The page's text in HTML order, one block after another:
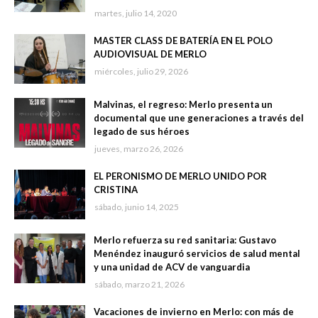
martes, julio 14, 2020
MASTER CLASS DE BATERÍA EN EL POLO
AUDIOVISUAL DE MERLO
miércoles, julio 29, 2026
Malvinas, el regreso: Merlo presenta un
documental que une generaciones a través del
legado de sus héroes
jueves, marzo 26, 2026
EL PERONISMO DE MERLO UNIDO POR
CRISTINA
sábado, junio 14, 2025
Merlo refuerza su red sanitaria: Gustavo
Menéndez inauguró servicios de salud mental
y una unidad de ACV de vanguardia
sábado, marzo 21, 2026
Vacaciones de invierno en Merlo: con más de